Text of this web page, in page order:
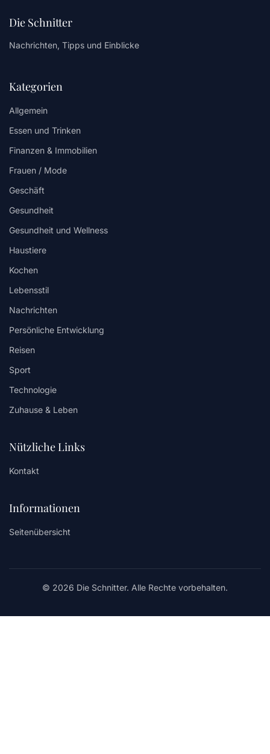
Die Schnitter
Nachrichten, Tipps und Einblicke
Kategorien
Allgemein
Essen und Trinken
Finanzen & Immobilien
Frauen / Mode
Geschäft
Gesundheit
Gesundheit und Wellness
Haustiere
Kochen
Lebensstil
Nachrichten
Persönliche Entwicklung
Reisen
Sport
Technologie
Zuhause & Leben
Nützliche Links
Kontakt
Informationen
Seitenübersicht
© 2026 Die Schnitter. Alle Rechte vorbehalten.